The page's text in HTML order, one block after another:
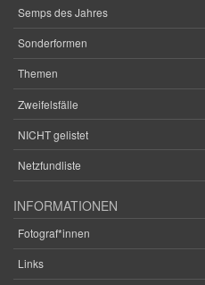
Semps des Jahres
Sonderformen
Themen
Zweifelsfälle
NICHT gelistet
Netzfundliste
INFORMATIONEN
Fotograf*innen
Links